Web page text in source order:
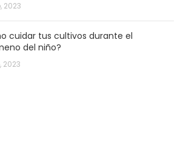
2023
cuidar tus cultivos durante el
del niño?
2023